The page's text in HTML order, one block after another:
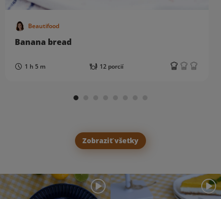
Beautifood
Banana bread
1 h 5 m 12 porcií
Zobraziť všetky